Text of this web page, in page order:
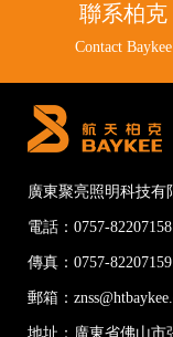
聯系柏克
Contact Baykee
廣東聚亮照明科技有
電話：0757-
傳真：0757-82207159
郵箱：
地址：廣東省佛山市